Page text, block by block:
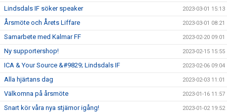
Lindsdals IF söker speaker 2023-03-01 15:13
Årsmöte och Årets Liffare 2023-03-01 08:21
Samarbete med Kalmar FF 2023-02-20 09:01
Ny supportershop! 2023-02-15 15:55
ICA & Your Source &#9829; Lindsdals IF 2023-02-06 09:04
Alla hjärtans dag 2023-02-03 11:01
Välkomna på årsmöte 2023-01-16 11:57
Snart kör våra nya stjärnor igång! 2023-01-02 19:52